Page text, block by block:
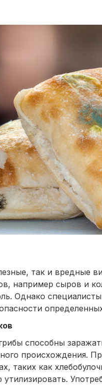
так и вредные
например сыров и
Однако
способны
происхождения.
таких как
утилизировать.